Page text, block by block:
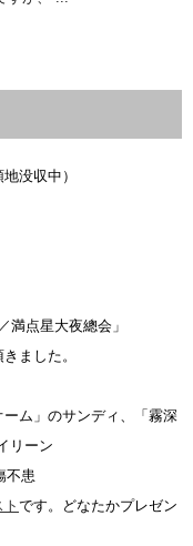
没収中）
点星大夜總会」
ました。
ム」のサンディ、「霧深
リーン
不患
です。どなたかプレゼン